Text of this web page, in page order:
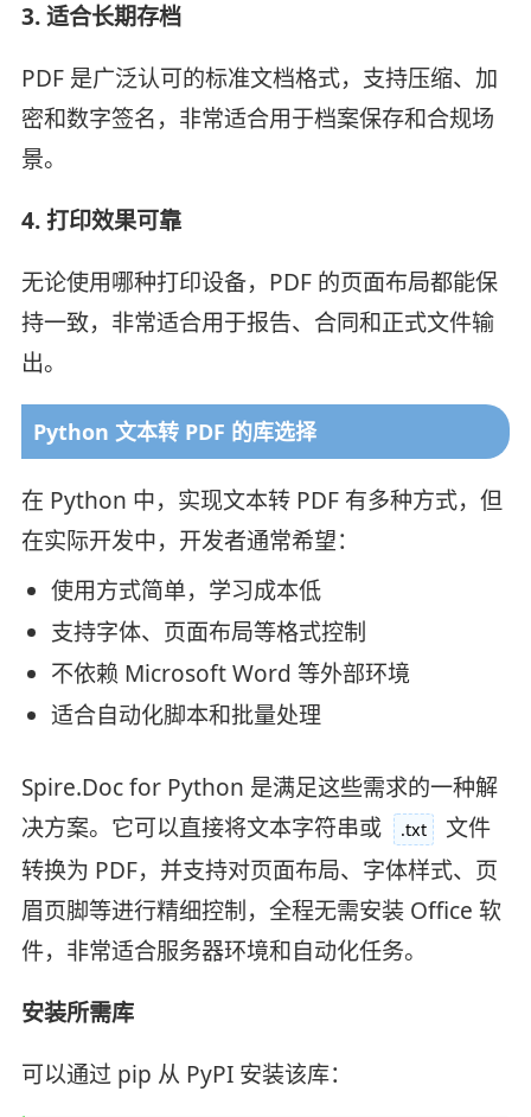
3. 适合长期存档
PDF 是广泛认可的标准文档格式，支持压缩、加
密和数字签名，非常适合用于档案保存和合规场
景。
4. 打印效果可靠
无论使用哪种打印设备，PDF 的页面布局都能保
持一致，非常适合用于报告、合同和正式文件输
出。
Python 文本转 PDF 的库选择
在 Python 中，实现文本转 PDF 有多种方式，但
在实际开发中，开发者通常希望：
使用方式简单，学习成本低
支持字体、页面布局等格式控制
不依赖 Microsoft Word 等外部环境
适合自动化脚本和批量处理
Spire.Doc for Python 是满足这些需求的一种解
决方案。它可以直接将文本字符串或
.txt
文件
转换为 PDF，并支持对页面布局、字体样式、页
眉页脚等进行精细控制，全程无需安装 Office 软
件，非常适合服务器环境和自动化任务。
安装所需库
可以通过 pip 从 PyPI 安装该库：